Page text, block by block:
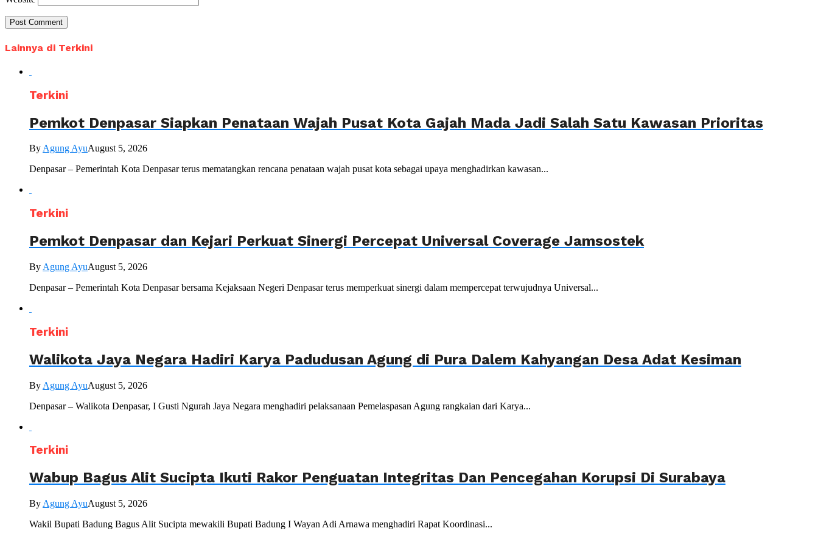
Lainnya di Terkini
Terkini
Pemkot Denpasar Siapkan Penataan Wajah Pusat Kota Gajah Mada Jadi Salah Satu Kawasan Prioritas
ByAgung AyuAugust 5, 2026
Denpasar – Pemerintah Kota Denpasar terus mematangkan rencana penataan wajah pusat kota sebagai upaya menghadirkan kawasan...
Terkini
Pemkot Denpasar dan Kejari Perkuat Sinergi Percepat Universal Coverage Jamsostek
By Agung AyuAugust 5, 2026
Denpasar – Pemerintah Kota Denpasar bersama Kejaksaan Negeri Denpasar terus memperkuat sinergi dalam mempercepat terwujudnya Universal...
Terkini
Walikota Jaya Negara Hadiri Karya Padudusan Agung di Pura Dalem Kahyangan Desa Adat Kesiman
By Agung AyuAugust 5, 2026
Denpasar – Walikota Denpasar, I Gusti Ngurah Jaya Negara menghadiri pelaksanaan Pemelaspasan Agung rangkaian dari Karya...
Terkini
Wabup Bagus Alit Sucipta Ikuti Rakor Penguatan Integritas Dan Pencegahan Korupsi Di Surabaya
By Agung AyuAugust 5, 2026
Wakil Bupati Badung Bagus Alit Sucipta mewakili Bupati Badung I Wayan Adi Arnawa menghadiri Rapat Koordinasi...